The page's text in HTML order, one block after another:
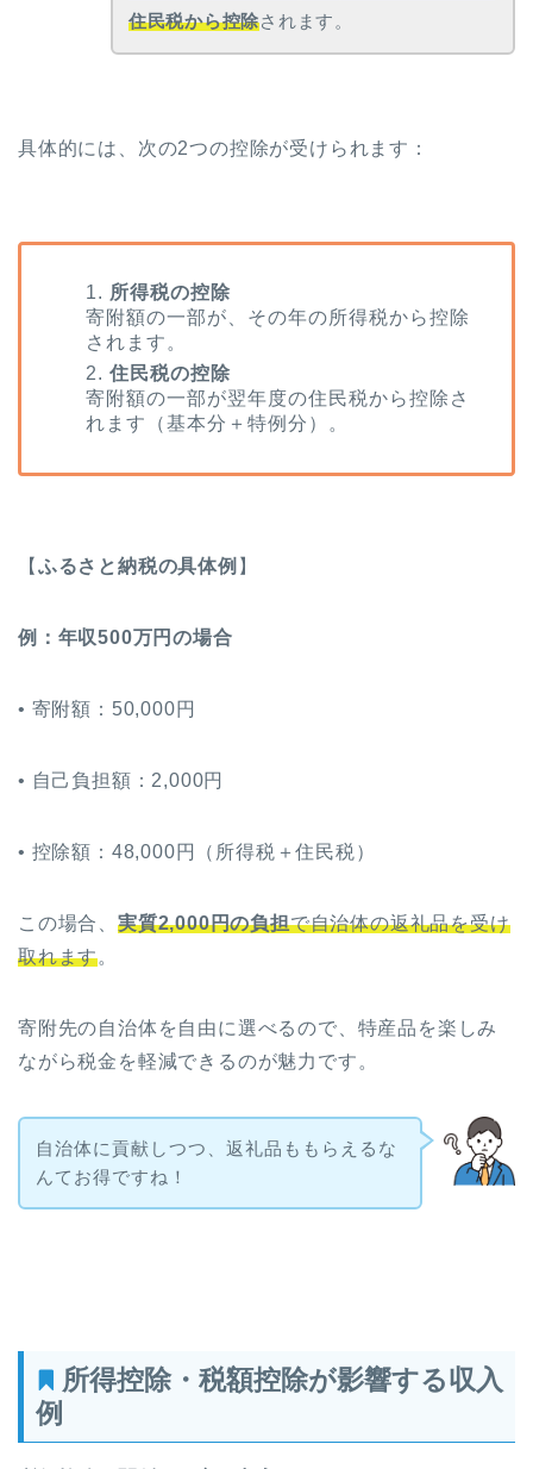
住民税から控除されます。
具体的には、次の2つの控除が受けられます：
1. 所得税の控除
寄附額の一部が、その年の所得税から控除
されます。
2. 住民税の控除
寄附額の一部が翌年度の住民税から控除さ
れます（基本分＋特例分）。
【 ふるさと納税の具体例 】
例：年収500万円の場合
• 寄附額：50,000円
• 自己負担額：2,000円
• 控除額：48,000円（所得税＋住民税）
この場合、 実質2,000円の負担で自治体の返礼品を受け
取れます。
寄附先の自治体を自由に選べるので、特産品を楽しみ
ながら税金を軽減できるのが魅力です。
自治体に貢献しつつ、返礼品ももらえるな
んてお得ですね！
所得控除・税額控除が影響する収入
例